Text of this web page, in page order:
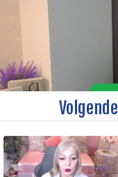
Volgende